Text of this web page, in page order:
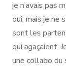
je n’avais pas
oui, mais je ne
sont les
qui agaçaient.
une collabo du